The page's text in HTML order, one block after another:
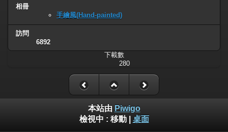
相冊
手繪風(Hand-painted)
訪問
6892
下載數
280
本站由 Piwigo
檢視中 : 移動| 桌面